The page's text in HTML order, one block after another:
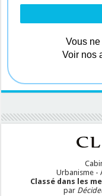
Vous
Voir nos
Urbanisme -
Classé dans les
par